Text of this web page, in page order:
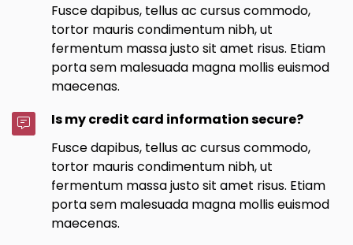
Fusce dapibus, tellus ac cursus commodo,
tortor mauris condimentum nibh, ut
fermentum massa justo sit amet risus. Etiam
porta sem malesuada magna mollis euismod
maecenas.
Is my credit card information secure?
Fusce dapibus, tellus ac cursus commodo,
tortor mauris condimentum nibh, ut
fermentum massa justo sit amet risus. Etiam
porta sem malesuada magna mollis euismod
maecenas.